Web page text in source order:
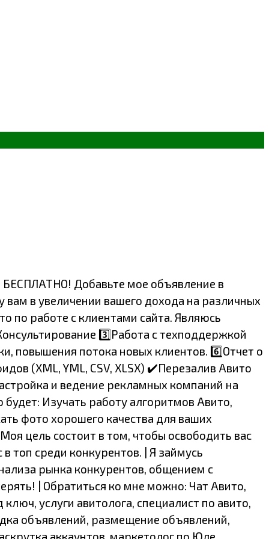
БЕСПЛАТНО! Добавьте мое объявление в
в увеличении вашего дохода на различных
по работе с клиентами сайта. Являюсь
3️⃣Работа с техподдержкой
повышения потока новых клиентов. 6️⃣Отчет о
(XML, YML, CSV, XLSX) ✔️Перезалив Авито
и ведение рекламных компаний на
‍Изучать работу алгоритмов Авито,
фото хорошего качества для ваших
цель состоит в том, чтобы освободить вас
топ среди конкурентов. | Я займусь
рынка конкурентов, общением с
| Обратиться ко мне можно: Чат Авито,
услуги авитолога, специалист по авито,
объявлений, размещение объявлений,